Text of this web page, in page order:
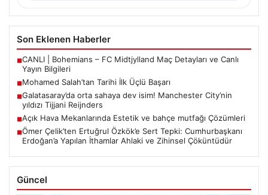
Son Eklenen Haberler
■CANLI | Bohemians – FC Midtjylland Maç Detayları ve Canlı
Yayın Bilgileri
■Mohamed Salah’tan Tarihi İlk Üçlü Başarı
■Galatasaray’da orta sahaya dev isim! Manchester City’nin
yıldızı Tijjani Reijnders
■Açık Hava Mekanlarında Estetik ve bahçe mutfağı Çözümleri
■Ömer Çelik’ten Ertuğrul Özkök’e Sert Tepki: Cumhurbaşkanı
Erdoğan’a Yapılan İthamlar Ahlaki ve Zihinsel Çöküntüdür
Güncel